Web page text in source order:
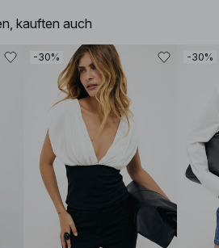
kauften auch
-30% -30%